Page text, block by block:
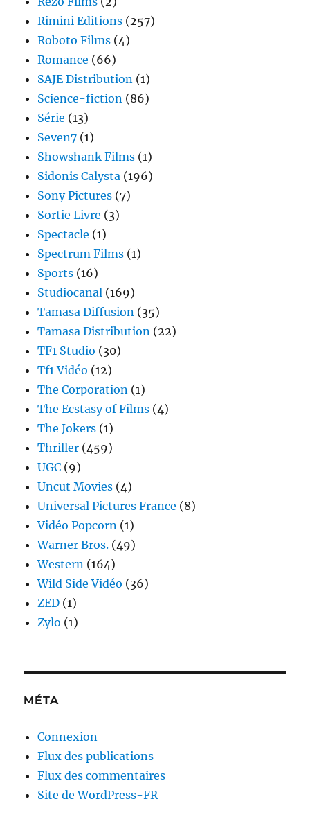
Rimini Editions (257)
Roboto Films (4)
Romance (66)
SAJE Distribution (1)
Science-fiction (86)
Série (13)
Seven7 (1)
Showshank Films (1)
Sidonis Calysta (196)
Sony Pictures (7)
Sortie Livre (3)
Spectacle (1)
Spectrum Films (1)
Sports (16)
Studiocanal (169)
Tamasa Diffusion (35)
Tamasa Distribution (22)
TF1 Studio (30)
Tf1 Vidéo (12)
The Corporation (1)
The Ecstasy of Films (4)
The Jokers (1)
Thriller (459)
UGC (9)
Uncut Movies (4)
Universal Pictures France (8)
Vidéo Popcorn (1)
Warner Bros. (49)
Western (164)
Wild Side Vidéo (36)
ZED (1)
Zylo (1)
MÉTA
Connexion
Flux des publications
Flux des commentaires
Site de WordPress-FR